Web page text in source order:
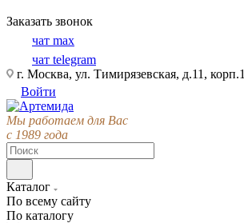
Заказать звонок
чат max
чат telegram
г. Москва, ул. Тимирязевская, д.11, корп.1
Войти
Мы работаем для Вас
с 1989 года
Каталог
По всему сайту
По каталогу